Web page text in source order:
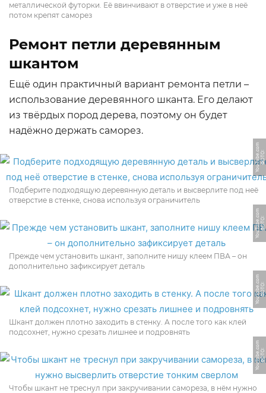
металлической футорки. Её ввинчивают в отверстие и уже в неё
потом крепят саморез
Ремонт петли деревянным
шкантом
Ещё один практичный вариант ремонта петли –
использование деревянного шканта. Его делают
из твёрдых пород дерева, поэтому он будет
надёжно держать саморез.
Ф
О
Т
О:
Y
o
u
T
u
b
e.
c
o
m
Подберите подходящую деревянную деталь и высверлите под неё
отверстие в стенке, снова используя ограничитель
Ф
О
Т
О:
Y
o
u
T
u
b
e.
c
o
m
Прежде чем установить шкант, заполните нишу клеем ПВА – он
дополнительно зафиксирует деталь
Ф
О
Т
О:
Y
o
u
T
u
b
e.
c
o
m
Шкант должен плотно заходить в стенку. А после того как клей
подсохнет, нужно срезать лишнее и подровнять
Ф
О
Т
О:
Y
o
u
T
u
b
e.
c
o
m
Чтобы шкант не треснул при закручивании самореза, в нём нужно